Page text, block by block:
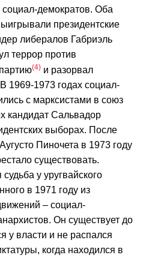
демократов. Оба
президентские
либералов Габриэль
террор против
4
и разорвал
1969-1973 годах социал-
с марксистами в союз
кандидат Сальвадор
выборах. После
Пиночета в 1973 году
существовать.
у уругвайского
в 1971 году из
– социал-
Он существует до
у власти и не распался
когда находился в